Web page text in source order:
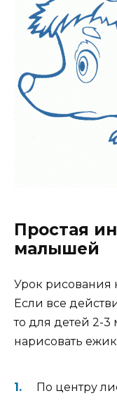
Простая
малышей
Урок рисования
Если все
то для детей 2-3
нарисовать
По центру